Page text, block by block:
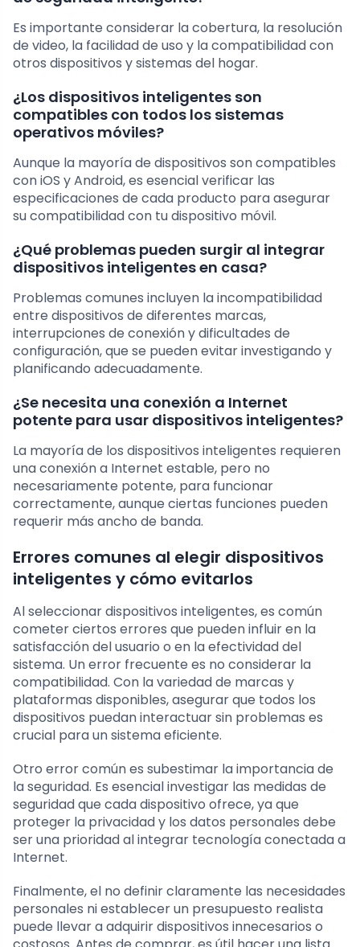
Es importante considerar la cobertura, la resolución
de video, la facilidad de uso y la compatibilidad con
otros dispositivos y sistemas del hogar.
¿Los dispositivos inteligentes son
compatibles con todos los sistemas
operativos móviles?
Aunque la mayoría de dispositivos son compatibles
con iOS y Android, es esencial verificar las
especificaciones de cada producto para asegurar
su compatibilidad con tu dispositivo móvil.
¿Qué problemas pueden surgir al integrar
dispositivos inteligentes en casa?
Problemas comunes incluyen la incompatibilidad
entre dispositivos de diferentes marcas,
interrupciones de conexión y dificultades de
configuración, que se pueden evitar investigando y
planificando adecuadamente.
¿Se necesita una conexión a Internet
potente para usar dispositivos inteligentes?
La mayoría de los dispositivos inteligentes requieren
una conexión a Internet estable, pero no
necesariamente potente, para funcionar
correctamente, aunque ciertas funciones pueden
requerir más ancho de banda.
Errores comunes al elegir dispositivos
inteligentes y cómo evitarlos
Al seleccionar dispositivos inteligentes, es común
cometer ciertos errores que pueden influir en la
satisfacción del usuario o en la efectividad del
sistema. Un error frecuente es no considerar la
compatibilidad. Con la variedad de marcas y
plataformas disponibles, asegurar que todos los
dispositivos puedan interactuar sin problemas es
crucial para un sistema eficiente.
Otro error común es subestimar la importancia de
la seguridad. Es esencial investigar las medidas de
seguridad que cada dispositivo ofrece, ya que
proteger la privacidad y los datos personales debe
ser una prioridad al integrar tecnología conectada a
Internet.
Finalmente, el no definir claramente las necesidades
personales ni establecer un presupuesto realista
puede llevar a adquirir dispositivos innecesarios o